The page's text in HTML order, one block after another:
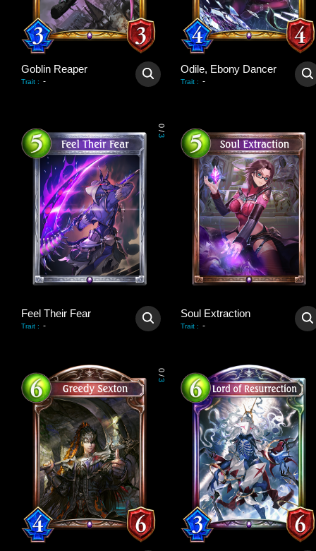
Goblin Reaper
Trait : -
Odile, Ebony Dancer
Trait : -
0
/
3
Feel Their Fear
Trait : -
Soul Extraction
Trait : -
0
/
3